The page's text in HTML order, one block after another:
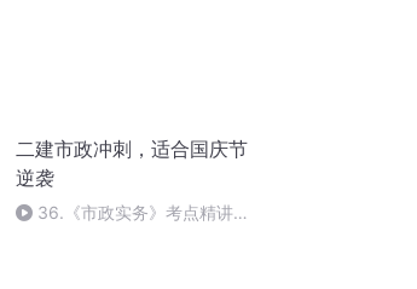
二建市政冲刺，适合国庆节
逆袭
36.《市政实务》考点精讲第